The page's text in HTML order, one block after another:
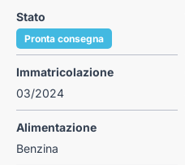
Stato
Pronta consegna
Immatricolazione
03/2024
Alimentazione
Benzina